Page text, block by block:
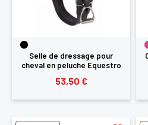
Selle de dressage pour
cheval en peluche Equestro
53,50 €
produits dans votre liste d'envie
ANNULER